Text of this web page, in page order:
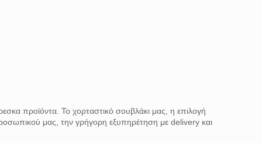
προϊόντα. Το χορταστικό σουβλάκι μας, η επιλογή
μας, την γρήγορη εξυπηρέτηση με delivery και